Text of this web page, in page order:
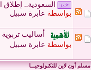
السعودية.. إطلاق
بواسطة عابرة سبيل
أساليب تربوية
بواسطة عابرة سبيل
مسلم أون لاين للتكنولوجيـــا